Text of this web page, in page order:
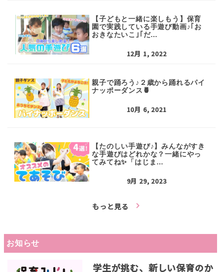
【子どもと一緒に楽しもう】保育
園で実践している手遊び動画♪｢お
おきなたいこ｣｢だ…
12月 1, 2022
親子で踊ろう♪２歳から踊れるパイ
ナッポーダンス🍍
10月 6, 2021
【たのしい手遊び♪】みんながすき
な手遊びはどれかな？一緒にやっ
てみてね✨「はじま…
9月 29, 2023
もっと見る
お知らせ
学生が挑む、新しい保育のか